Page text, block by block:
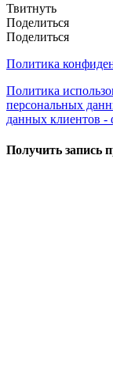
Твитнуть
Поделиться
Поделиться
Политика
Политика
персональных
данных клиентов -
Получить запись